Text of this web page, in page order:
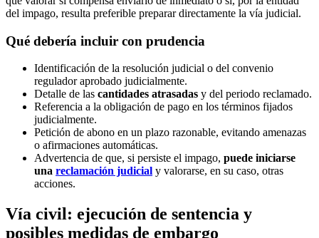
del impago, resulta preferible preparar directamente la vía judicial.
Qué debería incluir con prudencia
Identificación de la resolución judicial o del convenio
regulador aprobado judicialmente.
Detalle de las cantidades atrasadas y del periodo reclamado.
Referencia a la obligación de pago en los términos fijados
judicialmente.
Petición de abono en un plazo razonable, evitando amenazas
o afirmaciones automáticas.
Advertencia de que, si persiste el impago, puede iniciarse
una reclamación judicial y valorarse, en su caso, otras
acciones.
Vía civil: ejecución de sentencia y
posibles medidas de embargo